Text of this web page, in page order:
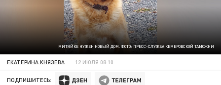
МИТЯЙКЕ НУЖЕН НОВЫЙ ДОМ. ФОТО: ПРЕСС-СЛУЖБА КЕМЕРОВСКОЙ ТАМОЖНИ
ЕКАТЕРИНА КНЯЗЕВА 12 ИЮЛЯ 08:10
ПОДПИШИТЕСЬ: